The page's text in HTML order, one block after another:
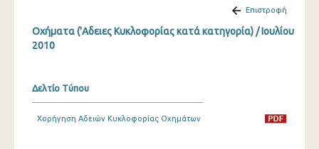
Απριλίου 2024
Επιστροφή
Οχήματα ('Αδειες Κυκλοφορίας κατά κατηγορία) / Ιουλίου
2010
Δελτίο Τύπου
Χορήγηση Αδειών Κυκλοφορίας Οχημάτων